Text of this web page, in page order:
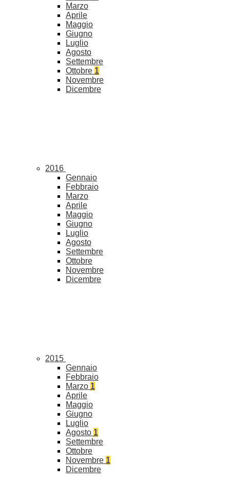
Marzo
Aprile
Maggio
Giugno
Luglio
Agosto
Settembre
Ottobre 1
Novembre
Dicembre
2016
Gennaio
Febbraio
Marzo
Aprile
Maggio
Giugno
Luglio
Agosto
Settembre
Ottobre
Novembre
Dicembre
2015
Gennaio
Febbraio
Marzo 1
Aprile
Maggio
Giugno
Luglio
Agosto 1
Settembre
Ottobre
Novembre 1
Dicembre